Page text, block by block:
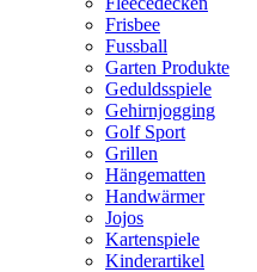
Frisbee
Fussball
Garten Produkte
Geduldsspiele
Gehirnjogging
Golf Sport
Grillen
Hängematten
Handwärmer
Jojos
Kartenspiele
Kinderartikel